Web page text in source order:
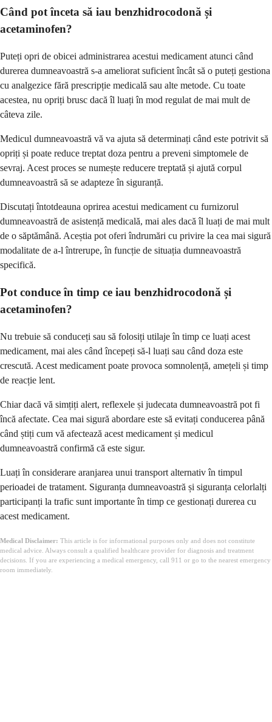
Când pot înceta să iau benzhidrocodonă și
acetaminofen?
Puteți opri de obicei administrarea acestui medicament atunci când
durerea dumneavoastră s-a ameliorat suficient încât să o puteți gestiona
cu analgezice fără prescripție medicală sau alte metode. Cu toate
acestea, nu opriți brusc dacă îl luați în mod regulat de mai mult de
câteva zile.
Medicul dumneavoastră vă va ajuta să determinați când este potrivit să
opriți și poate reduce treptat doza pentru a preveni simptomele de
sevraj. Acest proces se numește reducere treptată și ajută corpul
dumneavoastră să se adapteze în siguranță.
Discutați întotdeauna oprirea acestui medicament cu furnizorul
dumneavoastră de asistență medicală, mai ales dacă îl luați de mai mult
de o săptămână. Aceștia pot oferi îndrumări cu privire la cea mai sigură
modalitate de a-l întrerupe, în funcție de situația dumneavoastră
specifică.
Pot conduce în timp ce iau benzhidrocodonă și
acetaminofen?
Nu trebuie să conduceți sau să folosiți utilaje în timp ce luați acest
medicament, mai ales când începeți să-l luați sau când doza este
crescută. Acest medicament poate provoca somnolență, amețeli și timp
de reacție lent.
Chiar dacă vă simțiți alert, reflexele și judecata dumneavoastră pot fi
încă afectate. Cea mai sigură abordare este să evitați conducerea până
când știți cum vă afectează acest medicament și medicul
dumneavoastră confirmă că este sigur.
Luați în considerare aranjarea unui transport alternativ în timpul
perioadei de tratament. Siguranța dumneavoastră și siguranța celorlalți
participanți la trafic sunt importante în timp ce gestionați durerea cu
acest medicament.
Medical Disclaimer: This article is for informational purposes only and does not constitute
medical advice. Always consult a qualified healthcare provider for diagnosis and treatment
decisions. If you are experiencing a medical emergency, call 911 or go to the nearest emergency
room immediately.